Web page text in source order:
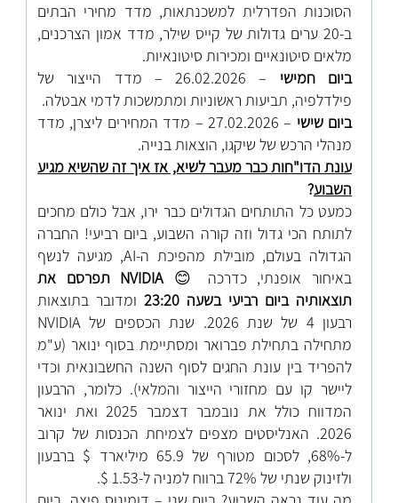
הסוכנות הפדרלית למשכנתאות, מדד מחירי הבתים
ב-20 ערים גדולות של קייס שילר, מדד אמון הצרכנים,
מלאים סיטונאיים ומכירות סיטונאיות.
ביום חמישי
– 26.02.2026 – מדד הייצור של
פילדלפיה, תביעות ראשוניות ומתמשכות לדמי אבטלה.
ביום שישי
– 27.02.2026 – מדד המחירים ליצרן, מדד
מנהלי הרכש של שיקגו, הוצאות בנייה.
עונת הדו"חות כבר מעבר לשיא, אז איך זה שהשיא מגיע
השבוע?
כמעט כל התותחים הגדולים כבר ירו, אבל כולם מחכים
לתותח הכי גדול וזה קורה השבוע, ביום רביעי! החברה
הגדולה בעולם, מובילת מהפיכת ה-AI, מגיעה לנשף
באיחור אופנתי, כדרכה
😊
NVIDIA תפרסם את
תוצאותיה ביום רביעי בשעה 23:20
ומדובר בתוצאות
רבעון 4 של שנת 2026. שנת הכספים של
NVIDIA
מתחילה בתחילת פברואר ומסתיימת בסוף ינואר (ע"מ
להפריד בין עונת החגים לסוף השנה החשבונאית וכדי
ליישר קו עם מחזורי הייצור והמלאי). כלומר, הרבעון
המדווח כולל את נובמבר דצמבר 2025 ואת ינואר
2026. האנליסטים מצפים לצמיחת הכנסות של קרוב
ל-68%, לסכום מטורף של 65.9 מיליארד $ ברבעון
ולזינוק שנתי של 72% ברווח למניה ל-1.53 $.